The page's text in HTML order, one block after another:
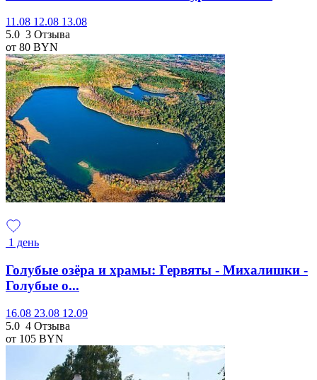
11.08 12.08 13.08
5.0 3 Отзыва
от 80 BYN
1 день
Голубые озёра и храмы: Гервяты - Михалишки -
Голубые о...
16.08 23.08 12.09
5.0 4 Отзыва
от 105 BYN